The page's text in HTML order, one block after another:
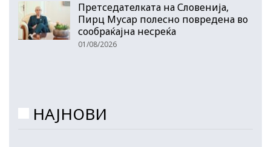
Претседателката на Словенија,
Пирц Мусар полесно повредена во
сообраќајна несреќа
01/08/2026
НАЈНОВИ